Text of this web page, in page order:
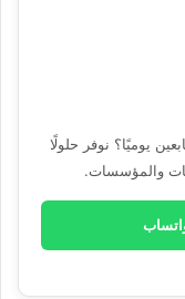
يوميًا؟ نوفر حلولًا
والمؤسسات.